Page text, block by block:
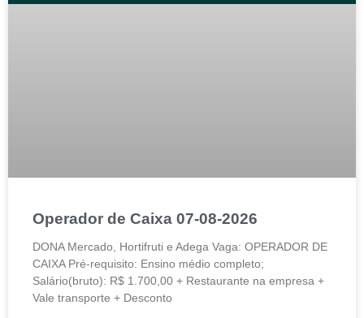
Operador de Caixa 07-08-2026
DONA Mercado, Hortifruti e Adega Vaga: OPERADOR DE
CAIXA Pré-requisito: Ensino médio completo;
Salário(bruto): R$ 1.700,00 + Restaurante na empresa +
Vale transporte + Desconto